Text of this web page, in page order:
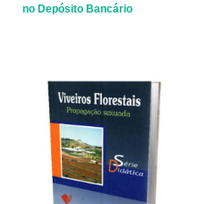
no Depósito Bancário